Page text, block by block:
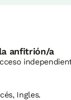
anfitrión/a
Ingles.